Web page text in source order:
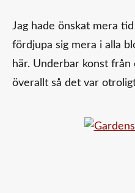
Jag hade önskat mera
fördjupa sig mera i alla
här. Underbar konst från
överallt så det var